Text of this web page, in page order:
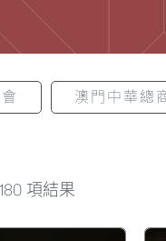
澳門中華總
項結果